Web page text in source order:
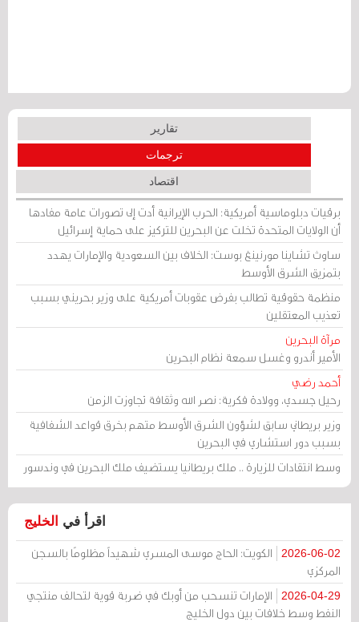
تقارير
ترجمات
اقتصاد
برقيات دبلوماسية أمريكية: الحرب الإيرانية أدت إلى تصورات عامة مفادها
أن الولايات المتحدة تخلت عن البحرين للتركيز على حماية إسرائيل
ساوث تشاينا مورنينغ بوست: الخلاف بين السعودية والإمارات يهدد
بتمزيق الشرق الأوسط
منظمة حقوقية تطالب بفرض عقوبات أمريكية على وزير بحريني بسبب
تعذيب المعتقلين
مرآة البحرين
الأمير أندرو وغسل سمعة نظام البحرين
أحمد رضي
رحيل جسدي، وولادة فكرية: نصر الله وثقافة تجاوزت الزمن
وزير بريطاني سابق لشؤون الشرق الأوسط متهم بخرق قواعد الشفافية
بسبب دور استشاري في البحرين
وسط انتقادات للزيارة .. ملك بريطانيا يستضيف ملك البحرين في وندسور
اقرأ في الخليج
2026-06-02
الكويت: الحاج موسى المسري شهيداً مظلومًا بالسجن
المركزي
2026-04-29
الإمارات تنسحب من أوبك في ضربة قوية لتحالف منتجي
النفط وسط خلافات بين دول الخليج